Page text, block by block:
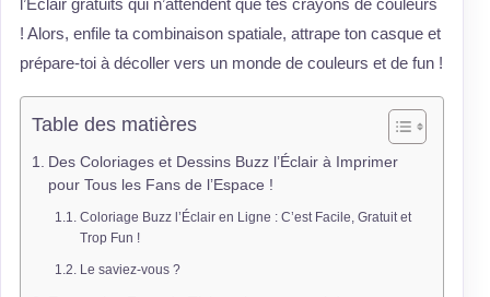
l’Éclair gratuits qui n’attendent que tes crayons de couleurs
! Alors, enfile ta combinaison spatiale, attrape ton casque et
prépare-toi à décoller vers un monde de couleurs et de fun !
Table des matières
Des Coloriages et Dessins Buzz l’Éclair à Imprimer
pour Tous les Fans de l’Espace !
Coloriage Buzz l’Éclair en Ligne : C’est Facile, Gratuit et
Trop Fun !
Le saviez-vous ?